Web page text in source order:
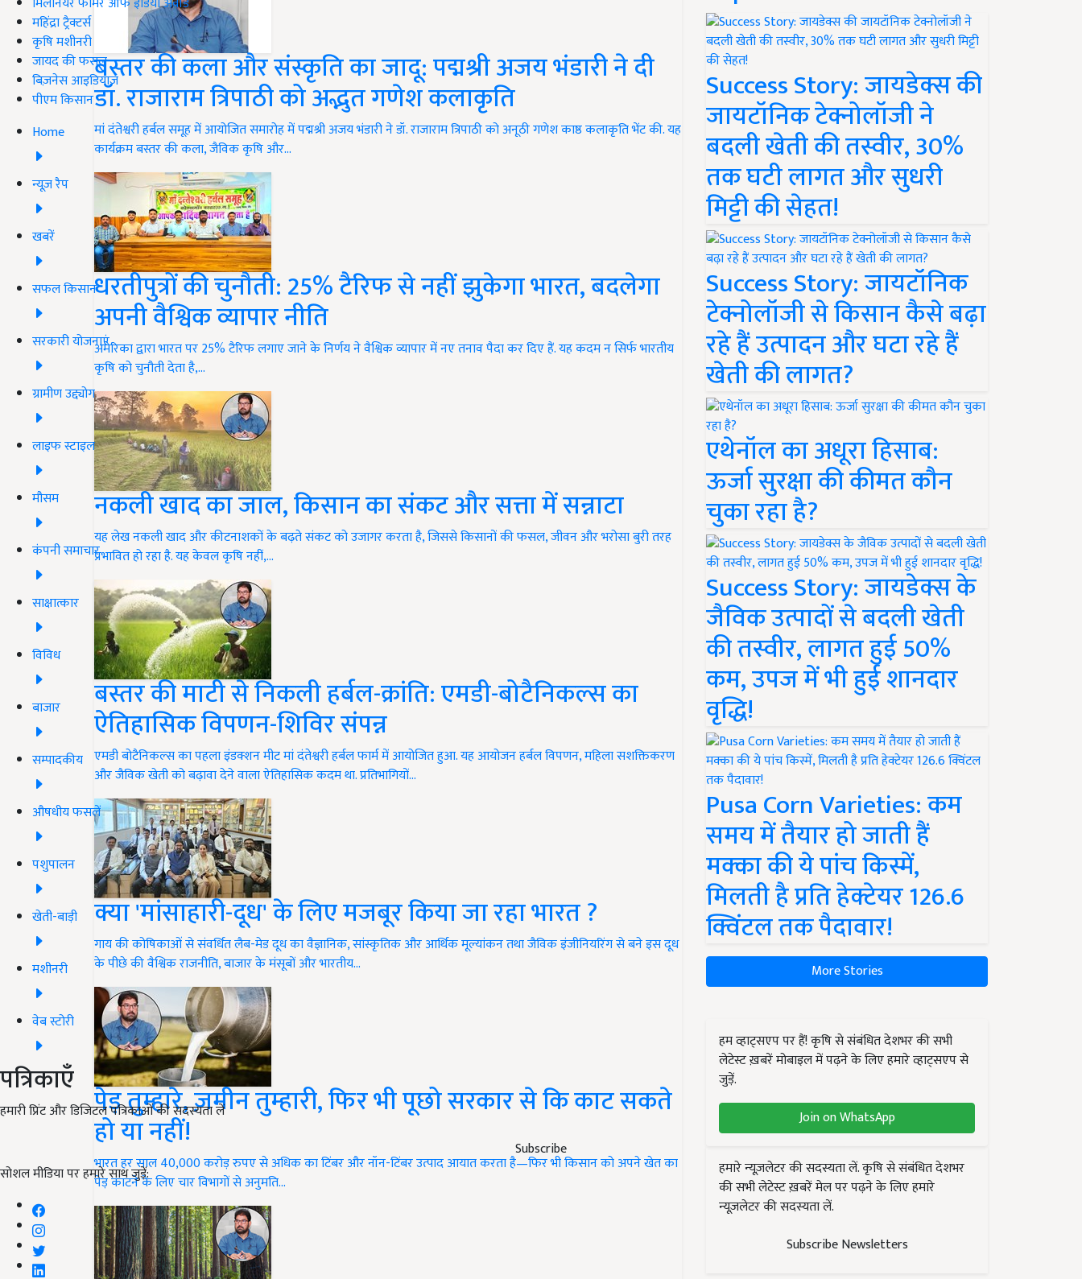
महिंद्रा ट्रैक्टर्स
कृषि मशीनरी
जायद की फसल
बिज़नेस आइडियाज
पीएम किसान
Home
न्यूज़ रैप
खबरें
सफल किसान
सरकारी योजनाएं
ग्रामीण उद्द्योग
लाइफ स्टाइल
मौसम
कंपनी समाचार
साक्षात्कार
विविध
बाजार
सम्पादकीय
औषधीय फसलें
पशुपालन
खेती-बाड़ी
मशीनरी
वेब स्टोरी
पत्रिकाएँ
हमारी प्रिंट और डिजिटल पत्रिकाओं की सदस्यता लें
Subscribe
सोशल मीडिया पर हमारे साथ जुड़ें:
बस्तर की कला और संस्कृति का जादू: पद्मश्री अजय भंडारी ने दी
डॉ. राजाराम त्रिपाठी को अद्भुत गणेश कलाकृति
मां दंतेश्वरी हर्बल समूह में आयोजित समारोह में पद्मश्री अजय भंडारी ने डॉ. राजाराम त्रिपाठी को अनूठी गणेश काष्ठ कलाकृति भेंट की. यह
कार्यक्रम बस्तर की कला, जैविक कृषि और…
धरतीपुत्रों की चुनौती: 25% टैरिफ से नहीं झुकेगा भारत, बदलेगा
अपनी वैश्विक व्यापार नीति
अमेरिका द्वारा भारत पर 25% टैरिफ लगाए जाने के निर्णय ने वैश्विक व्यापार में नए तनाव पैदा कर दिए हैं. यह कदम न सिर्फ भारतीय
कृषि को चुनौती देता है,…
नकली खाद का जाल, किसान का संकट और सत्ता में सन्नाटा
यह लेख नकली खाद और कीटनाशकों के बढ़ते संकट को उजागर करता है, जिससे किसानों की फसल, जीवन और भरोसा बुरी तरह
प्रभावित हो रहा है. यह केवल कृषि नहीं,…
बस्तर की माटी से निकली हर्बल-क्रांति: एमडी-बोटैनिकल्स का
ऐतिहासिक विपणन-शिविर संपन्न
एमडी बोटैनिकल्स का पहला इंडक्शन मीट मां दंतेश्वरी हर्बल फार्म में आयोजित हुआ. यह आयोजन हर्बल विपणन, महिला सशक्तिकरण
और जैविक खेती को बढ़ावा देने वाला ऐतिहासिक कदम था. प्रतिभागियों…
क्या 'मांसाहारी-दूध' के लिए मजबूर किया जा रहा भारत ?
गाय की कोषिकाओं से संवर्धित लैब-मेड दूध का वैज्ञानिक, सांस्कृतिक और आर्थिक मूल्यांकन तथा जैविक इंजीनियरिंग से बने इस दूध
के पीछे की वैश्विक राजनीति, बाजार के मंसूबों और भारतीय…
पेड़ तुम्हारे, ज़मीन तुम्हारी, फिर भी पूछो सरकार से कि काट सकते
हो या नहीं!
भारत हर साल 40,000 करोड़ रुपए से अधिक का टिंबर और नॉन-टिंबर उत्पाद आयात करता है—फिर भी किसान को अपने खेत का
पेड़ काटने के लिए चार विभागों से अनुमति…
Success Story: जायडेक्स की
जायटॉनिक टेक्नोलॉजी ने
बदली खेती की तस्वीर, 30%
तक घटी लागत और सुधरी
मिट्टी की सेहत!
Success Story: जायटॉनिक
टेक्नोलॉजी से किसान कैसे बढ़ा
रहे हैं उत्पादन और घटा रहे हैं
खेती की लागत?
एथेनॉल का अधूरा हिसाब:
ऊर्जा सुरक्षा की कीमत कौन
चुका रहा है?
Success Story: जायडेक्स के
जैविक उत्पादों से बदली खेती
की तस्वीर, लागत हुई 50%
कम, उपज में भी हुई शानदार
वृद्धि!
Pusa Corn Varieties: कम
समय में तैयार हो जाती हैं
मक्का की ये पांच किस्में,
मिलती है प्रति हेक्टेयर 126.6
क्विंटल तक पैदावार!
More Stories
हम व्हाट्सएप पर हैं! कृषि से संबंधित देशभर की सभी
लेटेस्ट ख़बरें मोबाइल में पढ़ने के लिए हमारे व्हाट्सएप से
जुड़ें.
Join on WhatsApp
हमारे न्यूज़लेटर की सदस्यता लें. कृषि से संबंधित देशभर
की सभी लेटेस्ट ख़बरें मेल पर पढ़ने के लिए हमारे
न्यूज़लेटर की सदस्यता लें.
Subscribe Newsletters